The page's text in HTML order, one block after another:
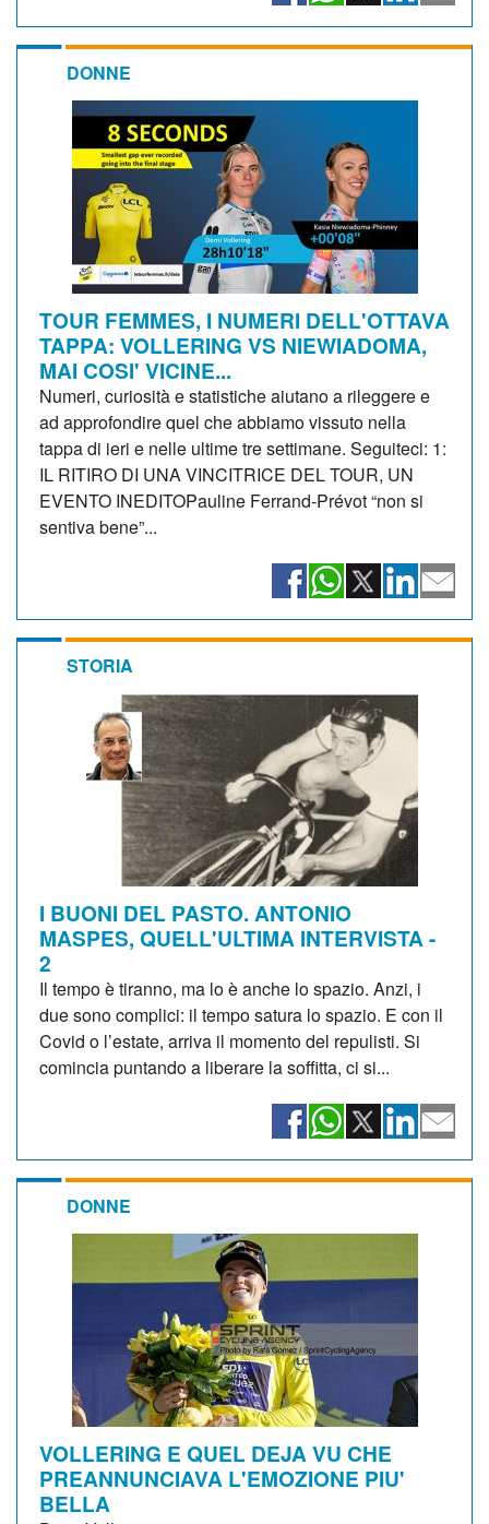
DONNE
TOUR FEMMES, I NUMERI DELL'OTTAVA
TAPPA: VOLLERING VS NIEWIADOMA,
MAI COSI' VICINE...
Numeri, curiosità e statistiche aiutano a rileggere e
ad approfondire quel che abbiamo vissuto nella
tappa di ieri e nelle ultime tre settimane. Seguiteci: 1:
IL RITIRO DI UNA VINCITRICE DEL TOUR, UN
EVENTO INEDITOPauline Ferrand-Prévot “non si
sentiva bene”...
STORIA
I BUONI DEL PASTO. ANTONIO
MASPES, QUELL'ULTIMA INTERVISTA -
2
Il tempo è tiranno, ma lo è anche lo spazio. Anzi, i
due sono complici: il tempo satura lo spazio. E con il
Covid o l’estate, arriva il momento del repulisti. Si
comincia puntando a liberare la soffitta, ci si...
DONNE
VOLLERING E QUEL DEJA VU CHE
PREANNUNCIAVA L'EMOZIONE PIU'
BELLA